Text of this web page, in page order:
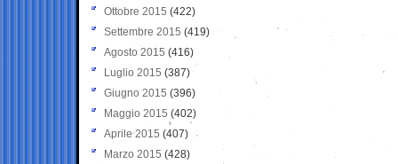
Ottobre 2015 (422)
Settembre 2015 (419)
Agosto 2015 (416)
Luglio 2015 (387)
Giugno 2015 (396)
Maggio 2015 (402)
Aprile 2015 (407)
Marzo 2015 (428)